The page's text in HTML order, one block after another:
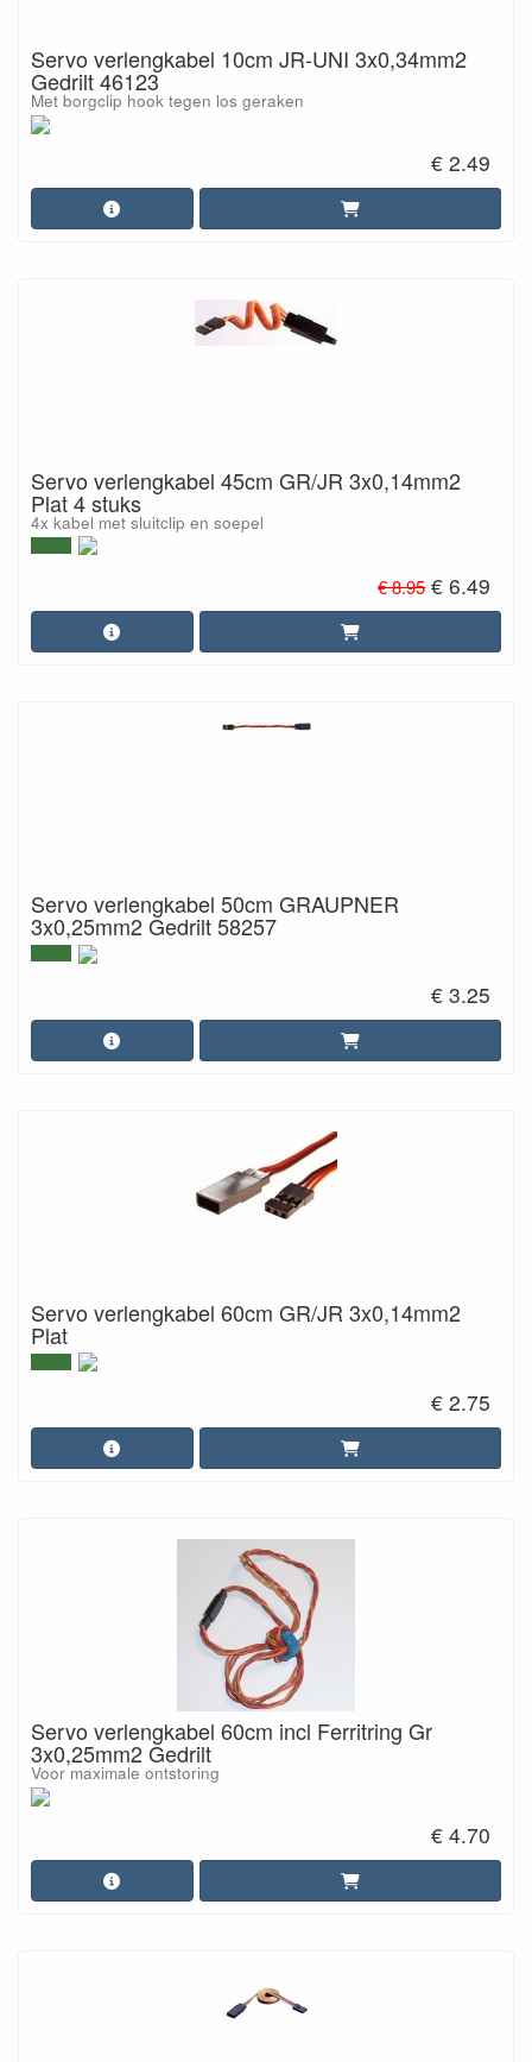
Servo verlengkabel 10cm JR-UNI 3x0,34mm2
Gedrilt 46123
Met borgclip hook tegen los geraken
€ 2.49
Servo verlengkabel 45cm GR/JR 3x0,14mm2
Plat 4 stuks
4x kabel met sluitclip en soepel
€ 8.95 € 6.49
Servo verlengkabel 50cm GRAUPNER
3x0,25mm2 Gedrilt 58257
€ 3.25
Servo verlengkabel 60cm GR/JR 3x0,14mm2
Plat
€ 2.75
Servo verlengkabel 60cm incl Ferritring Gr
3x0,25mm2 Gedrilt
Voor maximale ontstoring
€ 4.70